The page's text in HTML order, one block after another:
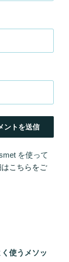
を使って
こちらをご
使うメソッ